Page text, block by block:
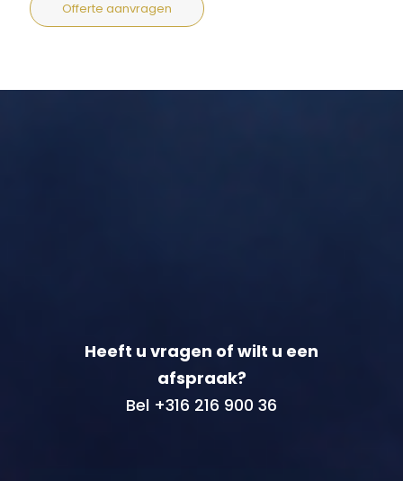
Offerte aanvragen
Heeft u vragen of wilt u een
afspraak?
Bel +316 216 900 36